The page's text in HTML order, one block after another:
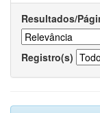
Resultados/
Registro(s)